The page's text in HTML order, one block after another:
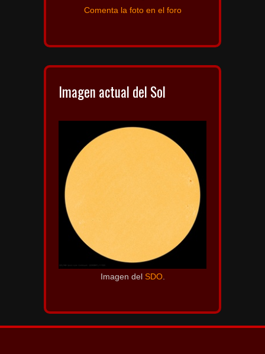
Comenta la foto en el foro
Imagen actual del Sol
Imagen del SDO.